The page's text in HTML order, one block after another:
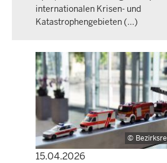
internationalen Krisen- und
Katastrophengebieten (...)
15.04.2026